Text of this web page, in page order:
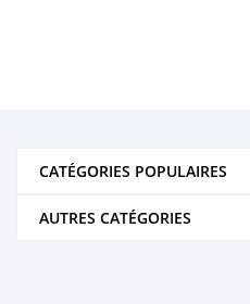
CATÉGORIES POPULAIRES
AUTRES CATÉGORIES